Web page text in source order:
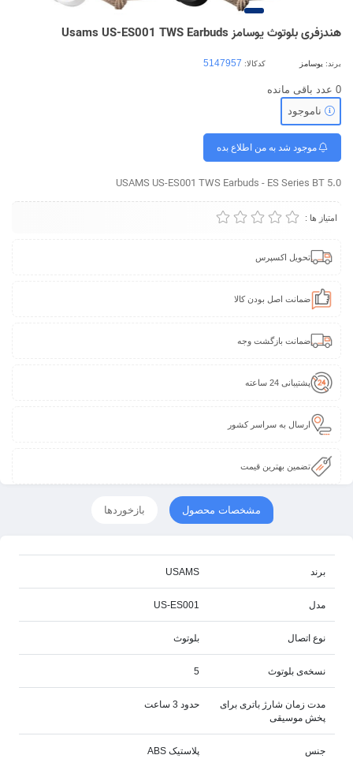
هندزفری بلوتوث یوسامز Usams US-ES001 TWS Earbuds
برند: یوسامز کدکالا:
0 عدد باقی مانده
ناموجود
موجود شد به من اطلاع بده
USAMS US-ES001 TWS Earbuds - ES Series BT 5.0
امتیاز ها :
تحویل اکسپرس
ضمانت اصل بودن کالا
ضمانت بازگشت وجه
پشتیبانی 24 ساعته
ارسال به سراسر کشور
تضمین بهترین قیمت
مشخصات محصول بازخوردها
برند USAMS
مدل US-ES001
نوع اتصال بلوتوث
نسخه‌ی بلوتوث 5
مدت زمان شارژ باتری برای
پخش موسیقی
حدود 3 ساعت
جنس پلاستیک ABS